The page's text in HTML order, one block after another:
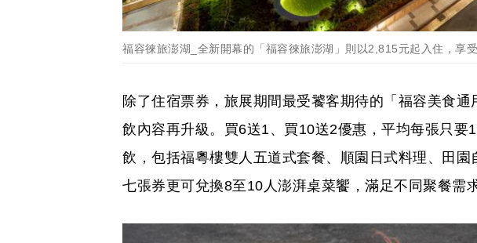
福容徠旅澎湖_全新開幕的「福容徠旅澎湖」則以2,815元起入住，享
除了住宿票券，旅展期間最受饕客期待的「福容美食
飲內容再升級。買6送1、買10送2優惠，平均每張只要
飲，包括福粵樓雙人五道式套餐、順園日式料理、田園
七張券更可兌換8至10人澎湃桌菜饗，滿足不同聚餐需求